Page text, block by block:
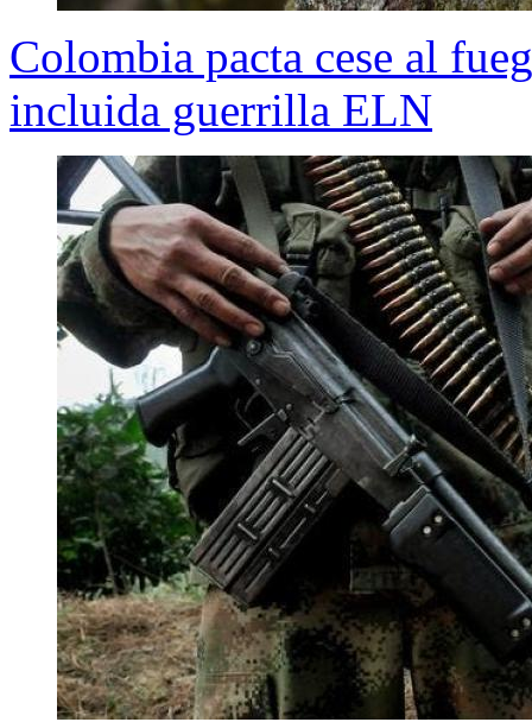
Colombia pacta cese al
incluida guerrilla ELN